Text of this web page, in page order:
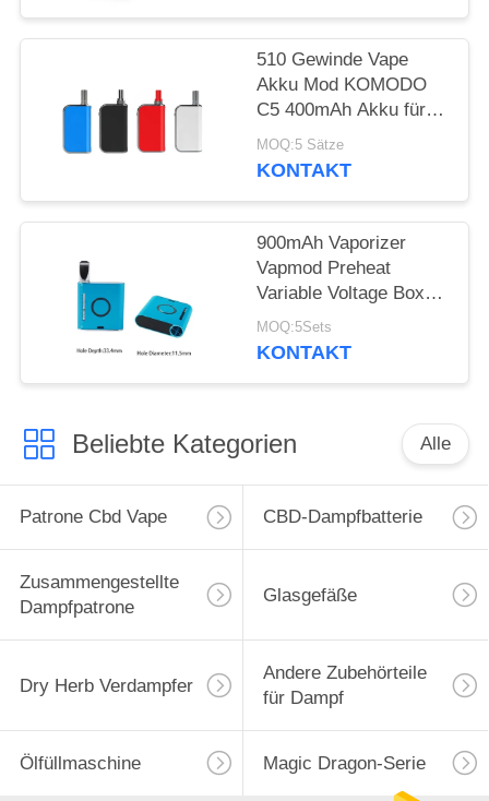
510 Gewinde Vape
Akku Mod KOMODO
C5 400mAh Akku für
Dicköl Verdampfer
MOQ:5 Sätze
KONTAKT
900mAh Vaporizer
Vapmod Preheat
Variable Voltage Box
Mod Für Dicköl-
Kartuschen Kom
MOQ:5Sets
KONTAKT
Beliebte Kategorien Alle
Patrone Cbd Vape CBD-Dampfbatterie
Zusammengestellte
Dampfpatrone
Glasgefäße
Dry Herb Verdampfer
Andere Zubehörteile
für Dampf
Ölfüllmaschine Magic Dragon-Serie